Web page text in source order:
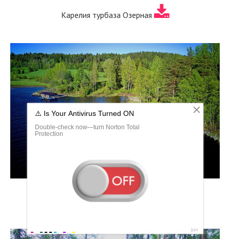
Карелия турбаза Озерная
Лахденпохский район Карелия